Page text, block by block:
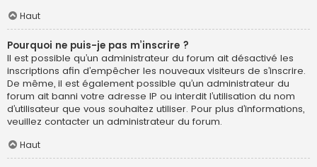
Haut
Pourquoi ne puis-je pas m’inscrire ?
Il est possible qu’un administrateur du forum ait désactivé les
inscriptions afin d’empêcher les nouveaux visiteurs de s’inscrire.
De même, il est également possible qu’un administrateur du
forum ait banni votre adresse IP ou interdit l’utilisation du nom
d’utilisateur que vous souhaitez utiliser. Pour plus d’informations,
veuillez contacter un administrateur du forum.
Haut